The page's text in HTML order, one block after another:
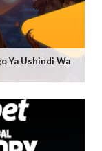
Ya Ushindi Wa